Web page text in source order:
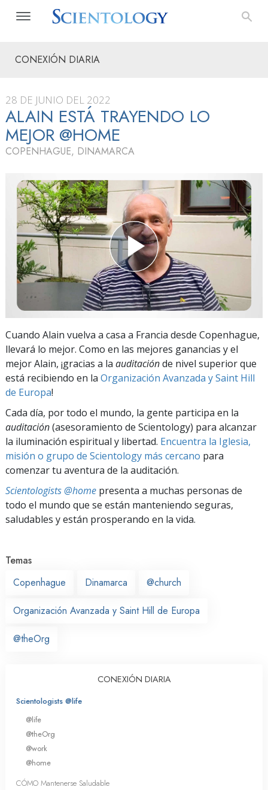
CONEXIÓN DIARIA
28 DE JUNIO DEL 2022
ALAIN ESTÁ TRAYENDO LO
MEJOR @HOME
COPENHAGUE, DINAMARCA
Cuando Alain vuelva a casa a Francia desde Copenhague,
llevará lo mejor. Como en las mejores ganancias y el
mejor Alain, ¡gracias a la auditaciónde nivel superior que
está recibiendo en la Organización Avanzada y Saint Hill
de Europa!
Cada día, por todo el mundo, la gente participa en la
auditación(asesoramiento de Scientology) para alcanzar
la iluminación espiritual y libertad. Encuentra la Iglesia,
misión o grupo de Scientology más cercano para
comenzar tu aventura de la auditación.
Scientologists @home presenta a muchas personas de
todo el mundo que se están manteniendo seguras,
saludables y están prosperando en la vida.
Temas
Copenhague
Dinamarca @church
Organización Avanzada y Saint Hill de Europa
@theOrg
CONEXIÓN DIARIA
Scientologists @life
@life
@theOrg
@work
@home
CÓMO Mantenerse Saludable